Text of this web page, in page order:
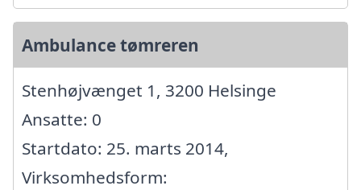
Ambulance tømreren
Stenhøjvænget 1, 3200 Helsinge
Ansatte: 0
Startdato: 25. marts 2014,
Virksomhedsform: